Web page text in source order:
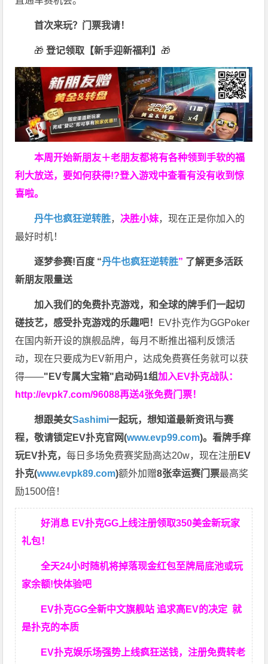
首次来玩？门票我请！
🎁 登记领取【新手迎新福利】 🎁
本周开始新朋友＋老朋友都将有各种领到手软的福
利大放送，要如何获得!?登入游戏中查看有没有收到惊
喜啦。
丹牛也疯狂逆转胜， 决胜小妹，现在正是你加入的
最好时机！
逐梦参赛!百度 “丹牛也疯狂逆转胜” 了解更多活跃
新朋友限量送
加入我们的免费扑克游戏，和全球的牌手们一起切
磋技艺，感受扑克游戏的乐趣吧！ EV扑克作为GGPoker
在国内新开设的旗舰品牌，每月不断推出福利反馈活
动，现在只要成为EV新用户，达成免费赛任务就可以获
得——"EV专属大宝箱"启动码1组加入EV扑克战队：
http://evpk7.com/96088再送4张免费门票！
想跟美女Sashimi一起玩，想知道最新资讯与赛
程，敬请锁定EV扑克官网(www.evp99.com)。看牌手痒
玩EV扑克，每日多场免费赛奖励高达20w，现在注册EV
扑克(www.evpk89.com)额外加赠8张幸运赛门票最高奖
励1500倍！
好消息 EV扑克GG上线注册领取350美金新玩家
礼包！
全天24小时随机将掉落现金红包至牌局底池或玩
家余额!快体验吧
EV扑克GG全新中文旗舰站 追求高EV的决定就
是扑克的本质
EV扑克娱乐场强势上线疯狂送钱，注册免费转老